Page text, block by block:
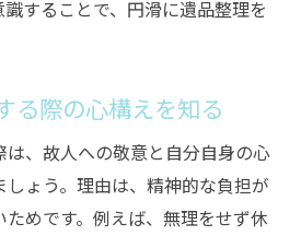
することで、円滑に遺品整理を
る際の心構えを知る
、故人への敬意と自分自身の心
ょう。理由は、精神的な負担が
めです。例えば、無理をせず休